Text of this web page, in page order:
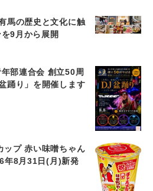
馬の歴史と文化に触
9月から展開
部連合会 創立50周
踊り」を開催します
ップ 赤い味噌ちゃん
年8月31日(月)新発